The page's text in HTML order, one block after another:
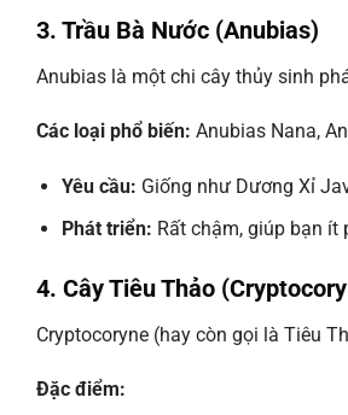
3. Trầu Bà Nước (Anubias)
Anubias là một chi cây thủy sinh
Các loại phổ biến: Anubias Nana,
Yêu cầu: Giống như Dương Xỉ
Phát triển: Rất chậm, giúp bạn ít
4. Cây Tiêu Thảo
Cryptocoryne (hay còn gọi là Tiêu
Đặc điểm: